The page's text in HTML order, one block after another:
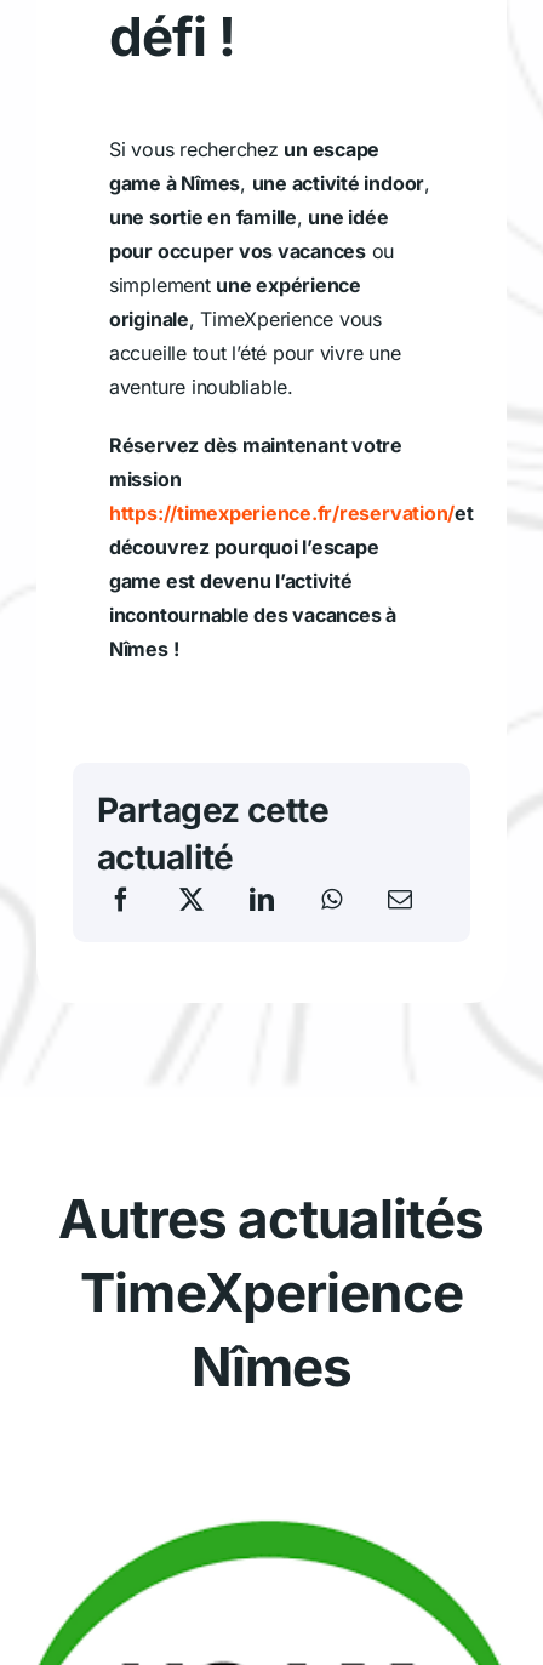
défi !
Si vous recherchez un escape
game à Nîmes, une activité indoor,
une sortie en famille, une idée
pour occuper vos vacancesou
simplement une expérience
originale, TimeXperience vous
accueille tout l’été pour vivre une
aventure inoubliable.
Réservez dès maintenant votre
mission
https://timexperience.fr/reservation/et
découvrez pourquoi l’escape
game est devenu l’activité
incontournable des vacances à
Nîmes !
Partagez cette
actualité
Autres actualités
TimeXperience
Nîmes